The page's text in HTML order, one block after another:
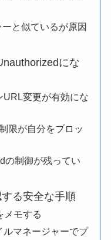
と似ているが原因
にな
URL変更が有効にな
限が自分をブロッ
の制御が残ってい
る安全な手順
メモする
マネージャーでプ